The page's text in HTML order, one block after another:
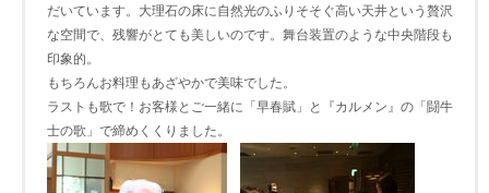
だいています。大理石の床に自然光のふりそそぐ高い天井という贅沢
な空間で、残響がとても美しいのです。舞台装置のような中央階段も
印象的。
もちろんお料理もあざやかで美味でした。
ラストも歌で！お客様とご一緒に「早春賦」と『カルメン』の「闘牛
士の歌」で締めくくりました。